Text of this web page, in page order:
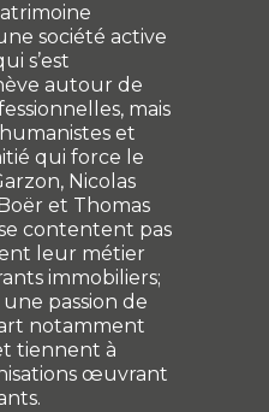
société active
s’est
autour de
mais
et
qui force le
Nicolas
et Thomas
contentent pas
leur métier
immobiliers;
passion de
notamment
tiennent à
œuvrant